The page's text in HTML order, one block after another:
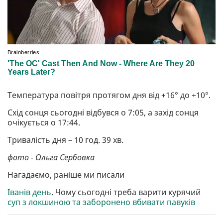
Температура повітря протягом дня від +16° до +10°.
Схід сонця сьогодні відбувся о 7:05, а захід сонця
очікується о 17:44.
Тривалість дня – 10 год. 39 хв.
фото - Ольга Сербовка
Нагадаємо, раніше ми писали
Іванів день. Чому сьогодні треба варити курячий
суп з локшиною та заборонено вбивати павуків